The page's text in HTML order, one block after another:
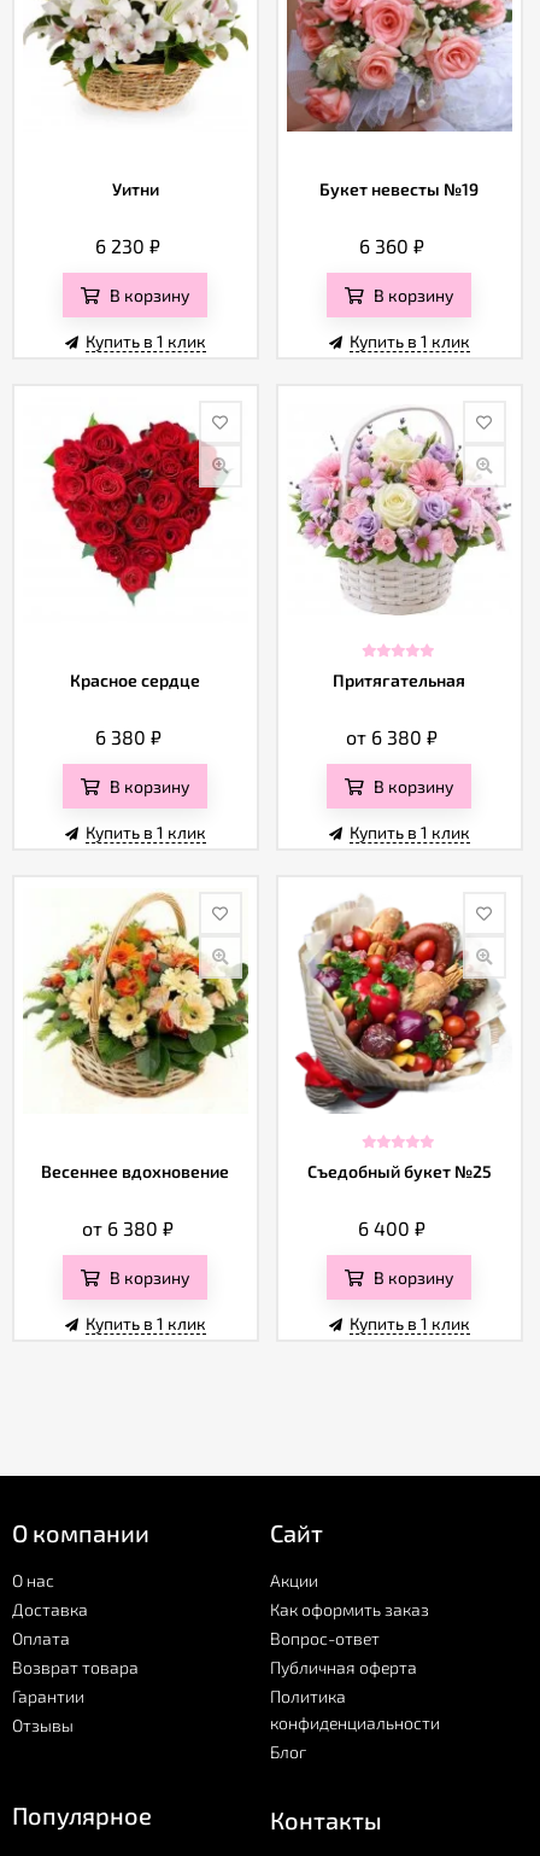
Уитни
6 230₽
В корзину
Купить в 1 клик
Букет невесты №19
6 360₽
В корзину
Купить в 1 клик
Красное сердце
6 380 ₽
В корзину
Купить в 1 клик
Притягательная
от 6 380₽
В корзину
Купить в 1 клик
Весеннее вдохновение
от 6 380₽
В корзину
Купить в 1 клик
Съедобный букет №25
6 400₽
В корзину
Купить в 1 клик
О компании
О нас
Доставка
Оплата
Возврат товара
Гарантии
Отзывы
Сайт
Акции
Как оформить заказ
Вопрос-ответ
Публичная оферта
Политика
конфиденциальности
Блог
Популярное Контакты